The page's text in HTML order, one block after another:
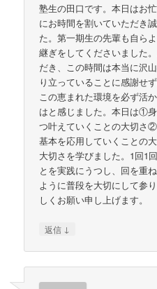
塾生の田口です。本日はお
にお時間を割いていただき
た。第一期生の先輩も自ら
継ぎをしてくださいました
だき、この時間は本当に沢
り立っていることに感謝せ
この恵まれた環境を必ず活
はと感じました。本日は①
つ叶えていくことの大切さ
基本を応用していくことの
大切さを学びました。1回1
とを実践にうつし、回を重
ように普段を大切にして参
しくお願い申し上げます。
返信 ↓